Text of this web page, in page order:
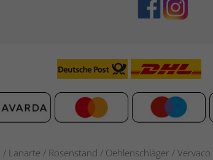
/ Lanarte / Rosenstand / Oehlenschläger /